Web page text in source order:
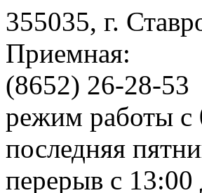
355035, г.
Приемная:
(8652) 26-28-53
режим работы с
последняя
перерыв с 13:00